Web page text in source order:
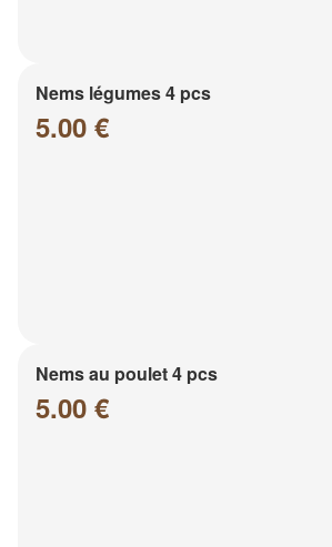
Nems légumes 4 pcs
5.00 €
Nems au poulet 4 pcs
5.00 €